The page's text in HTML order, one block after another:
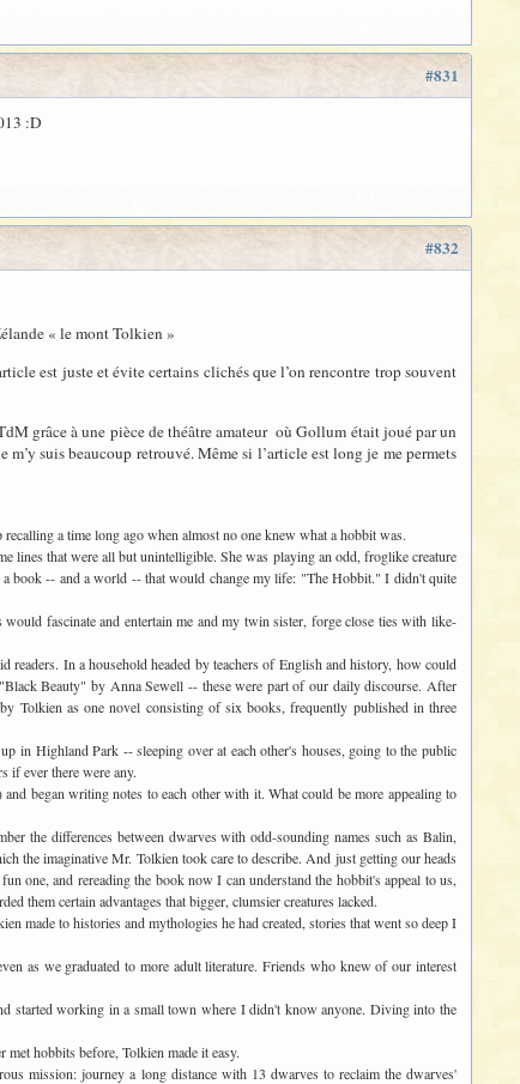
#831
:D
#832
« le mont Tolkien »
est juste et évite certains clichés que l’on rencontre trop souvent
grâce à une pièce de théâtre amateur où Gollum était joué par un
suis beaucoup retrouvé. Même si l’article est long je me permets
a time long ago when almost no one knew what a hobbit was.
lines that were all but unintelligible. She was playing an odd, froglike creature
book -- and a world -- that would change my life: "The Hobbit." I didn't quite
fascinate and entertain me and my twin sister, forge close ties with like-
In a household headed by teachers of English and history, how could
Beauty" by Anna Sewell -- these were part of our daily discourse. After
Tolkien as one novel consisting of six books, frequently published in three
in Highland Park -- sleeping over at each other's houses, going to the public
if ever there were any.
began writing notes to each other with it. What could be more appealing to
the differences between dwarves with odd-sounding names such as Balin,
imaginative Mr. Tolkien took care to describe. And just getting our heads
one, and rereading the book now I can understand the hobbit's appeal to us,
them certain advantages that bigger, clumsier creatures lacked.
made to histories and mythologies he had created, stories that went so deep I
as we graduated to more adult literature. Friends who knew of our interest
started working in a small town where I didn't know anyone. Diving into the
hobbits before, Tolkien made it easy.
mission: journey a long distance with 13 dwarves to reclaim the dwarves'